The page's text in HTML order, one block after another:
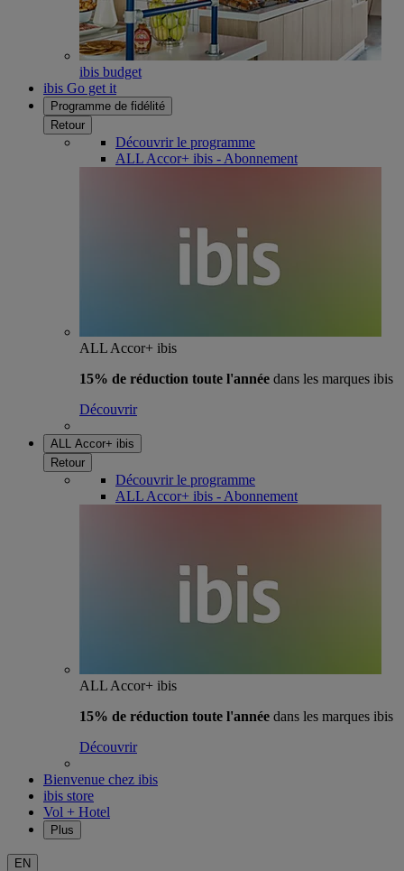
ibis budget
ibis Go get it
Programme de fidélité
Retour
Découvrir le programme
ALL Accor+ ibis - Abonnement
ALL Accor+ ibis
15% de réduction toute l'année dans les marques ibis
Découvrir
ALL Accor+ ibis
Retour
Découvrir le programme
ALL Accor+ ibis - Abonnement
ALL Accor+ ibis
15% de réduction toute l'année dans les marques ibis
Découvrir
Bienvenue chez ibis
ibis store
Vol + Hotel
Plus
EN